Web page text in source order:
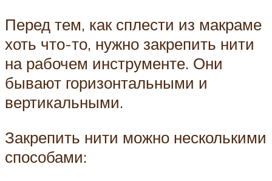
Перед тем, как сплести из макраме
хоть что-то, нужно закрепить нити
на рабочем инструменте. Они
бывают горизонтальными и
вертикальными.
Закрепить нити можно несколькими
способами: